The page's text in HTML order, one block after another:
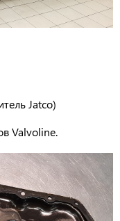
Jatco)
Valvoline.